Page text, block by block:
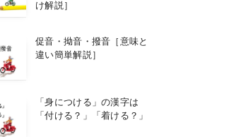
け解説］
促音・拗音・撥音［意味と
違い簡単解説］
「身につける」の漢字は
「付ける？」「着ける？」